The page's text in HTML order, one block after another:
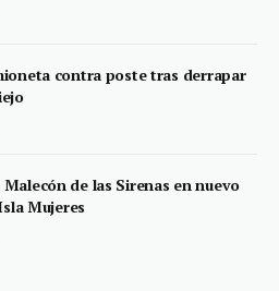
contra poste tras derrapar
de las Sirenas en nuevo
Mujeres